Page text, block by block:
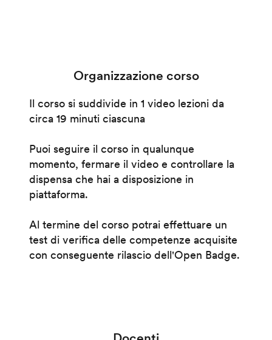
Organizzazione corso
Il corso si suddivide in 1 video lezioni da
circa 19 minuti ciascuna
Puoi seguire il corso in qualunque
momento, fermare il video e controllare la
dispensa che hai a disposizione in
piattaforma.
Al termine del corso potrai effettuare un
test di verifica delle competenze acquisite
con conseguente rilascio dell'Open Badge.